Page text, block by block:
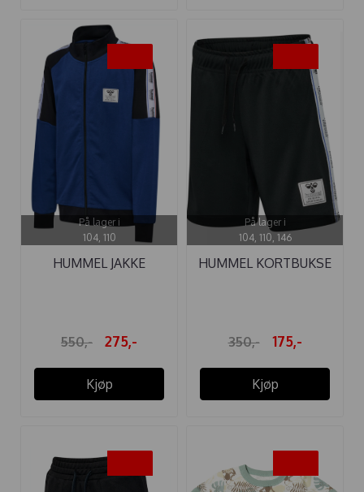
På lager i
104, 110
HUMMEL JAKKE
550,- 275,-
Kjøp
På lager i
104, 110, 146
HUMMEL KORTBUKSE
350,- 175,-
Kjøp